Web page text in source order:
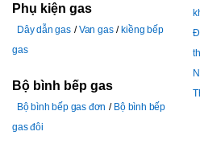
Phụ kiện gas
Dây dẫn gas Van gas
kiềng bếp
gas
Bộ bình bếp gas
Bộ bình bếp gas đơn
Bộ bình bếp
gas đôi